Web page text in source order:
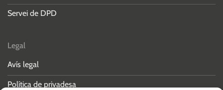
Servei de DPD
Legal
Avís legal
Política de privadesa